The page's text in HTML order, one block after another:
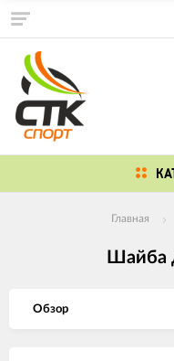
Главная
Шайба
Обзор